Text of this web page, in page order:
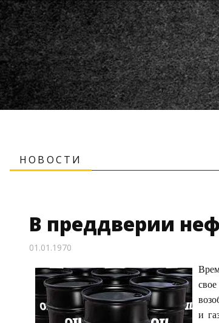
НОВОСТИ
В преддверии
01.01.1970
и